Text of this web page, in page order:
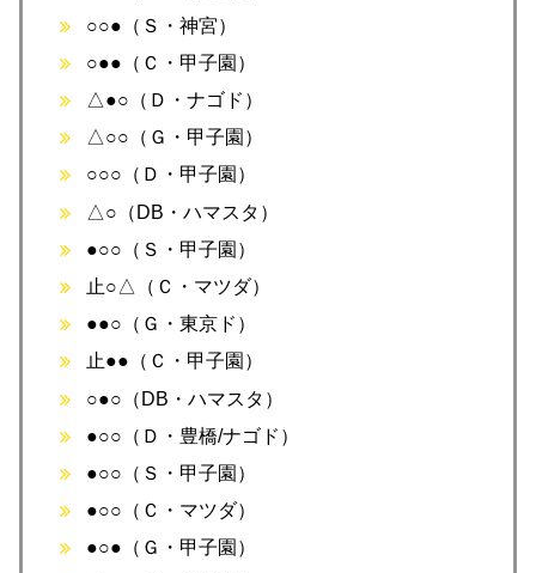
○○●（Ｓ・神宮）
○●●（Ｃ・甲子園）
△●○（Ｄ・ナゴド）
△○○（Ｇ・甲子園）
○○○（Ｄ・甲子園）
△○（DB・ハマスタ）
●○○（Ｓ・甲子園）
止○△（Ｃ・マツダ）
●●○（Ｇ・東京ド）
止●●（Ｃ・甲子園）
○●○（DB・ハマスタ）
●○○（Ｄ・豊橋/ナゴド）
●○○（Ｓ・甲子園）
●○○（Ｃ・マツダ）
●○●（Ｇ・甲子園）